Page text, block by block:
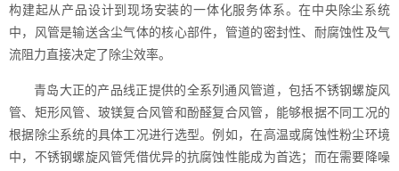
构建起从产品设计到现场安装的一体化服务体系。在中央除尘系统
中，风管是输送含尘气体的核心部件，管道的密封性、耐腐蚀性及气
流阻力直接决定了除尘效率。
青岛大正的产品线正提供的全系列通风管道，包括不锈钢螺旋风
管、矩形风管、玻镁复合风管和酚醛复合风管，能够根据不同工况的
根据除尘系统的具体工况进行选型。例如，在高温或腐蚀性粉尘环境
中，不锈钢螺旋风管凭借优异的抗腐蚀性能成为首选；而在需要降噪